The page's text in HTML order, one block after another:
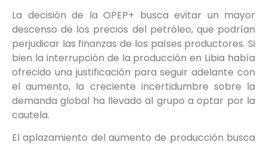
La decisión de la OPEP+ busca evitar un mayor
descenso de los precios del petróleo, que podrían
perjudicar las finanzas de los países productores. Si
bien la interrupción de la producción en Libia había
ofrecido una justificación para seguir adelante con
el aumento, la creciente incertidumbre sobre la
demanda global ha llevado al grupo a optar por la
cautela.
El aplazamiento del aumento de producción busca